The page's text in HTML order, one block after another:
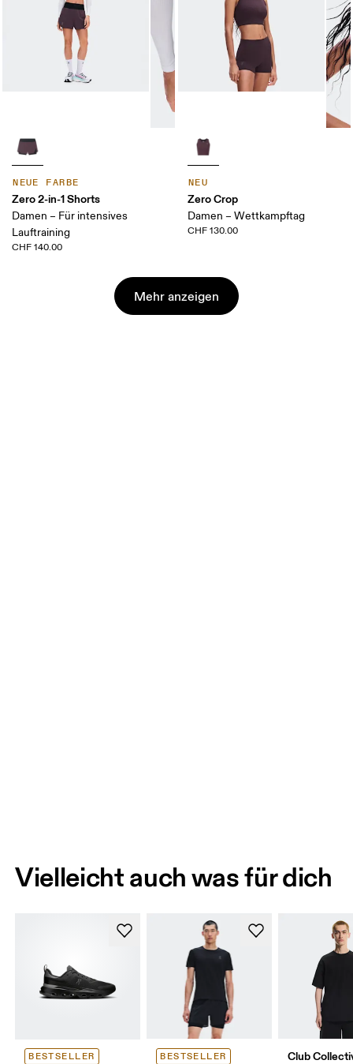
NEUE FARBE
Zero 2-in-1 Shorts
Damen – Für intensives
Lauftraining
CHF 140.00
NEU
Zero Crop
Damen – Wettkampftag
CHF 130.00
Mehr anzeigen
Vielleicht auch was für dich
BESTSELLER BESTSELLER Club